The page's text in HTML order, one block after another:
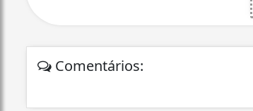
Comentários: